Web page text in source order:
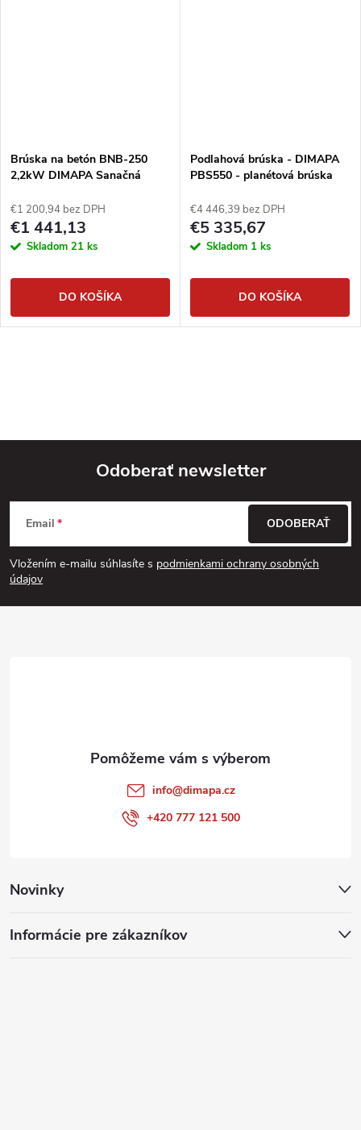
Brúska na betón BNB-250
2,2kW DIMAPA Sanačná
€1 200,94 bez DPH
€1 441,13
Skladom 21 ks
DO KOŠÍKA
Podlahová brúska - DIMAPA
PBS550 - planétová brúska
€4 446,39 bez DPH
€5 335,67
Skladom 1 ks
DO KOŠÍKA
Z
á
p
Odoberať newsletter
Email
Vložením e-mailu súhlasíte s podmienkami ochrany osobných
údajov
ODOBERAŤ
Novinky
Informácie pre zákazníkov
info@dimapa.cz
+420 777 121 500